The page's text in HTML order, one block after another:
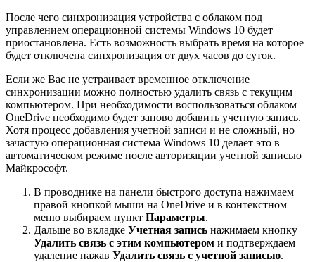
После чего синхронизация устройства с облаком под
управлением операционной системы Windows 10 будет
приостановлена. Есть возможность выбрать время на которое
будет отключена синхронизация от двух часов до суток.
Если же Вас не устраивает временное отключение
синхронизации можно полностью удалить связь с текущим
компьютером. При необходимости воспользоваться облаком
OneDrive необходимо будет заново добавить учетную запись.
Хотя процесс добавления учетной записи и не сложный, но
зачастую операционная система Windows 10 делает это в
автоматическом режиме после авторизации учетной записью
Майкрософт.
В проводнике на панели быстрого доступа нажимаем
правой кнопкой мыши на OneDrive и в контекстном
меню выбираем пункт Параметры.
Дальше во вкладке Учетная запись нажимаем кнопку
Удалить связь с этим компьютером и подтверждаем
удаление нажав Удалить связь с учетной записью.